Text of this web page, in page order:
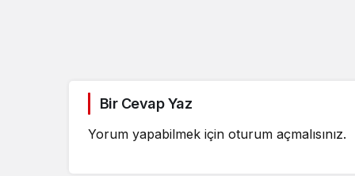
Bir Cevap Yaz
Yorum yapabilmek için oturum açmalısınız.